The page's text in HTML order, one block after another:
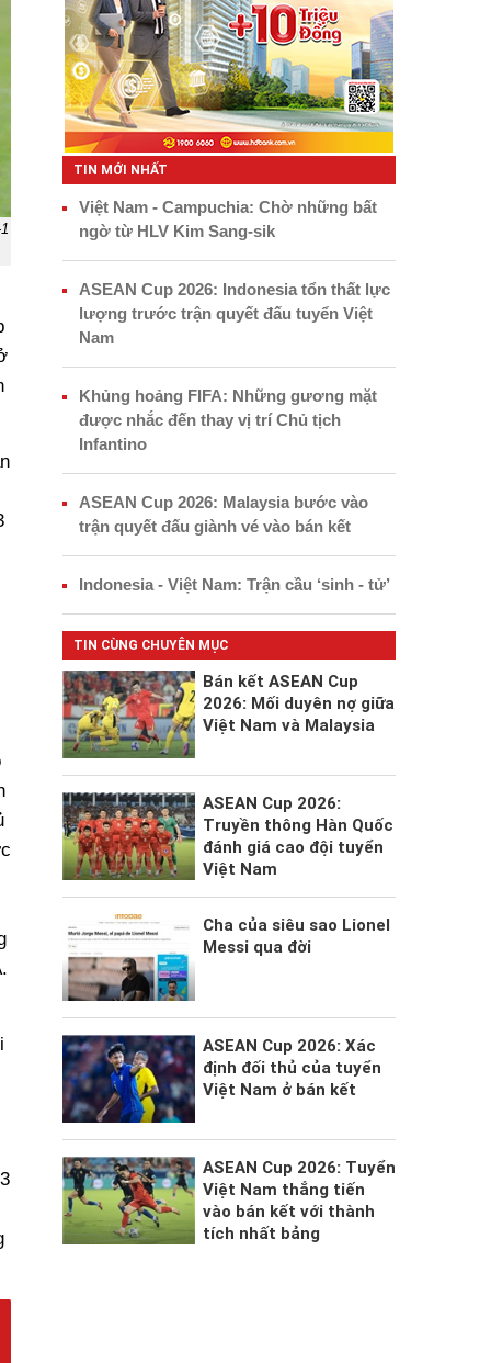
TIN MỚI NHẤT
Việt Nam - Campuchia: Chờ những bất
ngờ từ HLV Kim Sang-sik
ASEAN Cup 2026: Indonesia tổn thất lực
lượng trước trận quyết đấu tuyển Việt
Nam
Khủng hoảng FIFA: Những gương mặt
được nhắc đến thay vị trí Chủ tịch
Infantino
ASEAN Cup 2026: Malaysia bước vào
trận quyết đấu giành vé vào bán kết
Indonesia - Việt Nam: Trận cầu ‘sinh - tử’
TIN CÙNG CHUYÊN MỤC
Bán kết ASEAN Cup
2026: Mối duyên nợ giữa
Việt Nam và Malaysia
ASEAN Cup 2026:
Truyền thông Hàn Quốc
đánh giá cao đội tuyển
Việt Nam
Cha của siêu sao Lionel
Messi qua đời
ASEAN Cup 2026: Xác
định đối thủ của tuyển
Việt Nam ở bán kết
ASEAN Cup 2026: Tuyển
Việt Nam thẳng tiến
vào bán kết với thành
tích nhất bảng